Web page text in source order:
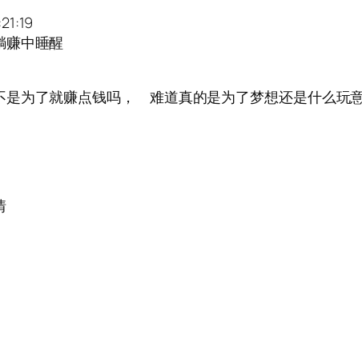
赚中睡醒
为了就赚点钱吗， 难道真的是为了梦想还是什么玩